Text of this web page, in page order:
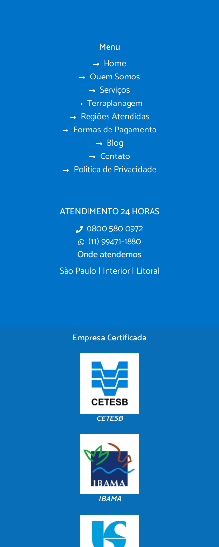
Menu
Home
Quem Somos
Serviços
Terraplanagem
Regiões Atendidas
Formas de Pagamento
Blog
Contato
Política de Privacidade
ATENDIMENTO 24 HORAS
0800 580 0972
(11) 99471-1880
Onde atendemos
São Paulo | Interior | Litoral
Empresa Certificada
CETESB
IBAMA